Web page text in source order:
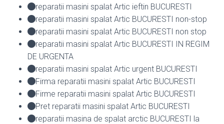
reparatii masini spalat Artic ieftin BUCURESTI
reparatii masini spalat Artic BUCURESTI non-stop
reparatii masini spalat Artic BUCURESTI non stop
reparatii masini spalat Artic BUCURESTI IN REGIM
DE URGENTA
reparatii masini spalat Artic urgent BUCURESTI
Firma reparatii masini spalat Artic BUCURESTI
Firme reparatii masini spalat Artic BUCURESTI
Pret reparatii masini spalat Artic BUCURESTI
reparatii masina de spalat arctic BUCURESTI la